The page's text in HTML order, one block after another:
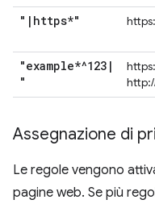
" | https*"
"example*^123 |
"
Assegnazione di
Le regole vengono
pagine web. Se più